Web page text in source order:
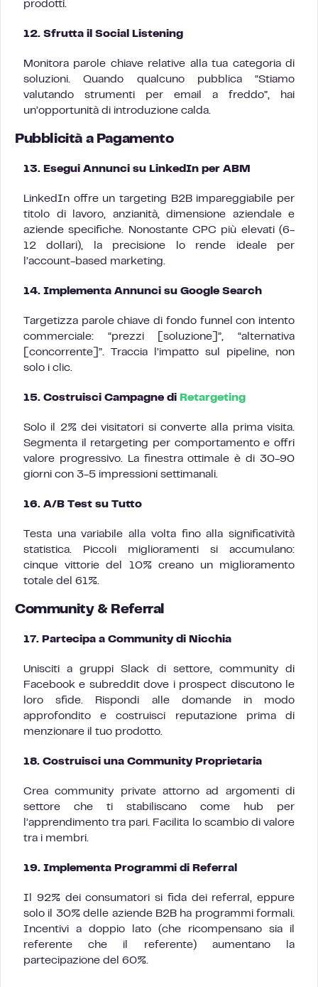
prodotti.
12. Sfrutta il Social Listening
Monitora parole chiave relative alla tua categoria di
soluzioni. Quando qualcuno pubblica “Stiamo
valutando strumenti per email a freddo”, hai
un’opportunità di introduzione calda.
Pubblicità a Pagamento
13. Esegui Annunci su LinkedIn per ABM
LinkedIn offre un targeting B2B impareggiabile per
titolo di lavoro, anzianità, dimensione aziendale e
aziende specifiche. Nonostante CPC più elevati (6-
12 dollari), la precisione lo rende ideale per
l’account-based marketing.
14. Implementa Annunci su Google Search
Targetizza parole chiave di fondo funnel con intento
commerciale: “prezzi [soluzione]”, “alternativa
[concorrente]”. Traccia l’impatto sul pipeline, non
solo i clic.
15. Costruisci Campagne di Retargeting
Solo il 2% dei visitatori si converte alla prima visita.
Segmenta il retargeting per comportamento e offri
valore progressivo. La finestra ottimale è di 30-90
giorni con 3-5 impressioni settimanali.
16. A/B Test su Tutto
Testa una variabile alla volta fino alla significatività
statistica. Piccoli miglioramenti si accumulano:
cinque vittorie del 10% creano un miglioramento
totale del 61%.
Community & Referral
17. Partecipa a Community di Nicchia
Unisciti a gruppi Slack di settore, community di
Facebook e subreddit dove i prospect discutono le
loro sfide. Rispondi alle domande in modo
approfondito e costruisci reputazione prima di
menzionare il tuo prodotto.
18. Costruisci una Community Proprietaria
Crea community private attorno ad argomenti di
settore che ti stabiliscano come hub per
l’apprendimento tra pari. Facilita lo scambio di valore
tra i membri.
19. Implementa Programmi di Referral
Il 92% dei consumatori si fida dei referral, eppure
solo il 30% delle aziende B2B ha programmi formali.
Incentivi a doppio lato (che ricompensano sia il
referente che il referente) aumentano la
partecipazione del 60%.